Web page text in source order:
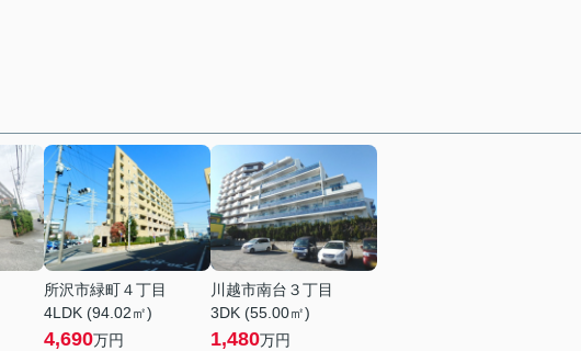
所沢市緑町４丁目
4LDK (94.02㎡)
4,690万円
川越市南台３丁目
3DK (55.00㎡)
1,480万円